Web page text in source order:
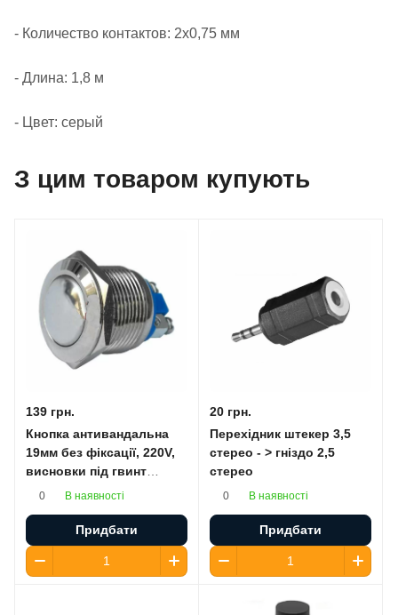
- Количество контактов: 2х0,75 мм
- Длина: 1,8 м
- Цвет: серый
З цим товаром купують
139 грн.
Кнопка антивандальна
19мм без фіксації, 220V,
висновки під гвинт
(опукла)
0 В наявності
Придбати
20 грн.
Перехідник штекер 3,5
стерео - > гніздо 2,5
стерео
0 В наявності
Придбати